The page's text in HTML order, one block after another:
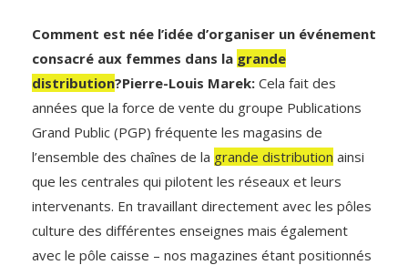
Comment est née l’idée d’organiser un événement
consacré aux femmes dans la grande
distribution?Pierre-Louis Marek: Cela fait des
années que la force de vente du groupe Publications
Grand Public (PGP) fréquente les magasins de
l’ensemble des chaînes de la grande distribution ainsi
que les centrales qui pilotent les réseaux et leurs
intervenants. En travaillant directement avec les pôles
culture des différentes enseignes mais également
avec le pôle caisse – nos magazines étant positionnés